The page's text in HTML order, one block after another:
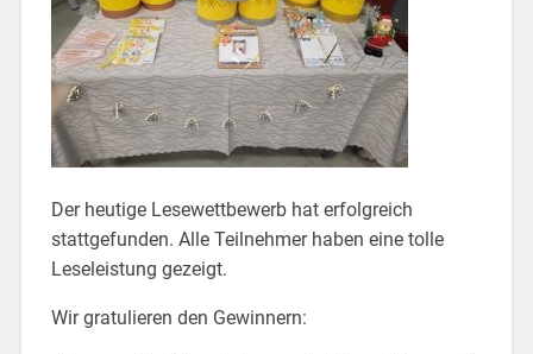
Der heutige Lesewettbewerb hat erfolgreich
stattgefunden. Alle Teilnehmer haben eine tolle
Leseleistung gezeigt.
Wir gratulieren den Gewinnern: